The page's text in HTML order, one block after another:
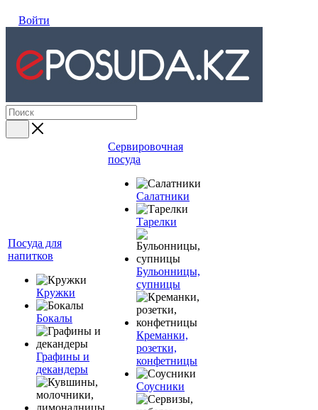
Войти
Посуда для
напитков
Кружки
Бокалы
Графины и
декандеры
Сервировочная
посуда
Салатники
Тарелки
Бульонницы,
супницы
Креманки,
розетки,
конфетницы
Соусники